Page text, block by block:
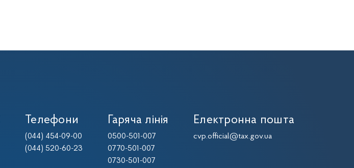
Телефони
(044) 454-09-00
(044) 520-60-23
Гаряча лінія
0500-501-007
0770-501-007
0730-501-007
Електронна пошта
cvp.official@tax.gov.ua